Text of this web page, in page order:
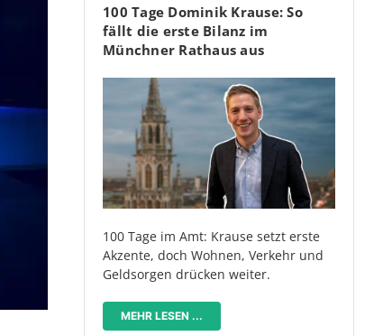
100 Tage Dominik Krause: So
fällt die erste Bilanz im
Münchner Rathaus aus
100 Tage im Amt: Krause setzt erste
Akzente, doch Wohnen, Verkehr und
Geldsorgen drücken weiter.
MEHR LESEN ...